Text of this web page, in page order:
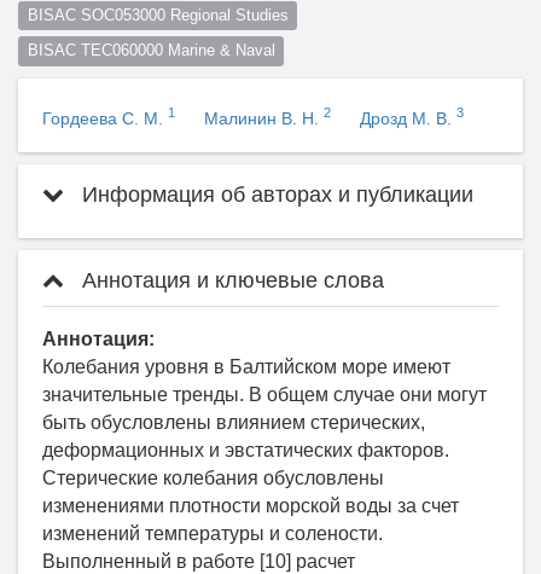
BISAC SOC053000 Regional Studies
BISAC TEC060000 Marine & Naval
Гордеева С. М. 1 Малинин В. Н. 2 Дрозд М. В. 3
Информация об авторах и публикации
Аннотация и ключевые слова
Аннотация:
Колебания уровня в Балтийском море имеют
значительные тренды. В общем случае они могут
быть обусловлены влиянием стерических,
деформационных и эвстатических факторов.
Стерические колебания обусловлены
изменениями плотности морской воды за счет
изменений температуры и солености.
Выполненный в работе [10] расчет